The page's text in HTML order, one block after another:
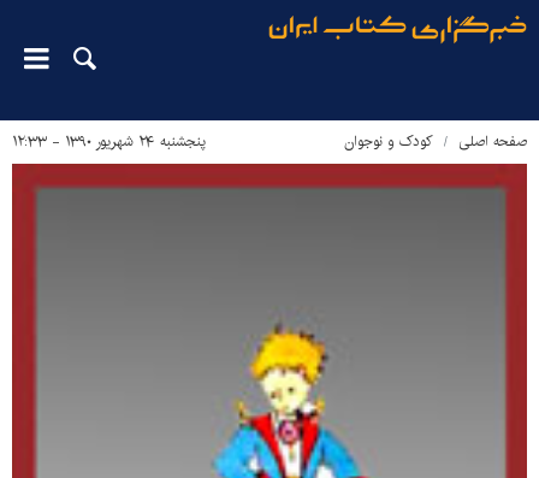
صفحه اصلی کودک و نوجوان پنجشنبه ۲۴ شهریور ۱۳۹۰ - ۱۲:۳۳